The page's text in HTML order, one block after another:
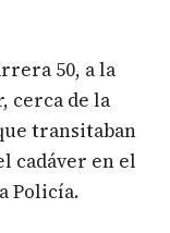
50, a la
cerca de la
transitaban
cadáver en el
Policía.